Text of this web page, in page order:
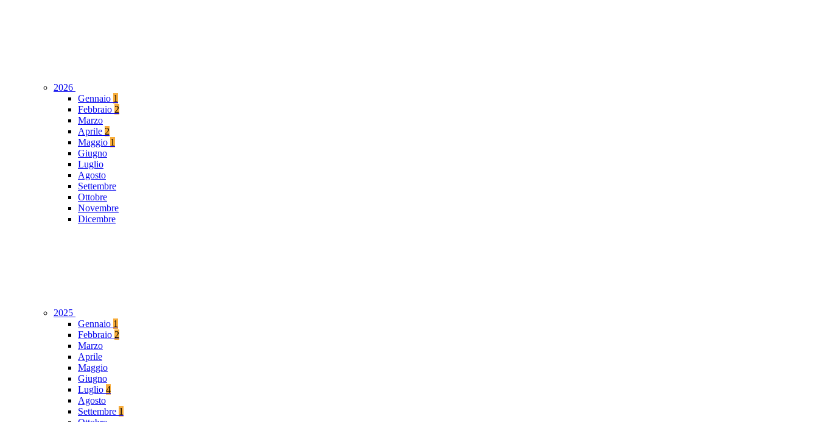
2026
Gennaio 1
Febbraio 2
Marzo
Aprile 2
Maggio 1
Giugno
Luglio
Agosto
Settembre
Ottobre
Novembre
Dicembre
2025
Gennaio 1
Febbraio 2
Marzo
Aprile
Maggio
Giugno
Luglio 4
Agosto
Settembre 1